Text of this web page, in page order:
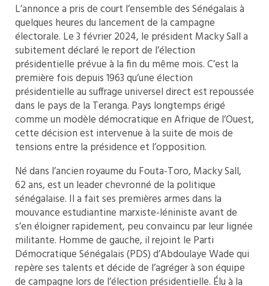
L’annonce a pris de court l’ensemble des Sénégalais à
quelques heures du lancement de la campagne
électorale. Le 3 février 2024, le président Macky Sall a
subitement déclaré le report de l’élection
présidentielle prévue à la fin du même mois. C’est la
première fois depuis 1963 qu’une élection
présidentielle au suffrage universel direct est repoussée
dans le pays de la Teranga. Pays longtemps érigé
comme un modèle démocratique en Afrique de l’Ouest,
cette décision est intervenue à la suite de mois de
tensions entre la présidence et l’opposition.
Né dans l’ancien royaume du Fouta-Toro, Macky Sall,
62 ans, est un leader chevronné de la politique
sénégalaise. Il a fait ses premières armes dans la
mouvance estudiantine marxiste-léniniste avant de
s’en éloigner rapidement, peu convaincu par leur lignée
militante. Homme de gauche, il rejoint le Parti
Démocratique Sénégalais (PDS) d’Abdoulaye Wade qui
repère ses talents et décide de l’agréger à son équipe
de campagne lors de l’élection présidentielle. Élu à la